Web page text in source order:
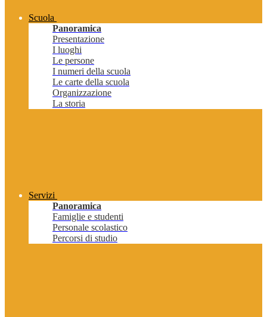
Scuola
Panoramica
Presentazione
I luoghi
Le persone
I numeri della scuola
Le carte della scuola
Organizzazione
La storia
Servizi
Panoramica
Famiglie e studenti
Personale scolastico
Percorsi di studio